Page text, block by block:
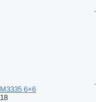
M3335 6×6
18